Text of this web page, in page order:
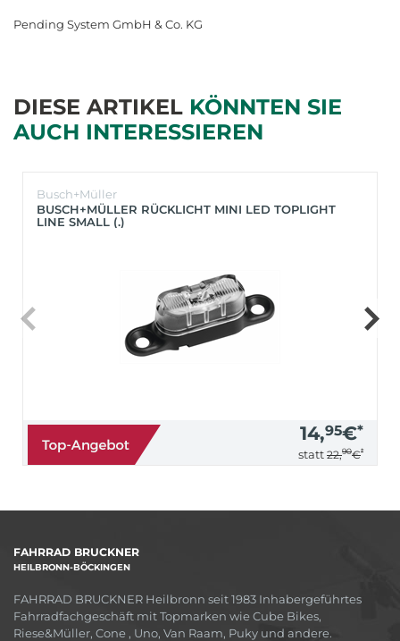
Pending System GmbH & Co. KG
DIESE ARTIKEL KÖNNTEN SIE
AUCH INTERESSIEREN
Busch+Müller
BUSCH+MÜLLER RÜCKLICHT MINI LED TOPLIGHT
LINE SMALL (.)
14,95€*
statt 22,90€*
FAHRRAD BRUCKNER
HEILBRONN-BÖCKINGEN
FAHRRAD BRUCKNER Heilbronn seit 1983 Inhabergeführtes
Fahrradfachgeschäft mit Topmarken wie Cube Bikes,
Riese&Müller, Cone , Uno, Van Raam, Puky und andere.